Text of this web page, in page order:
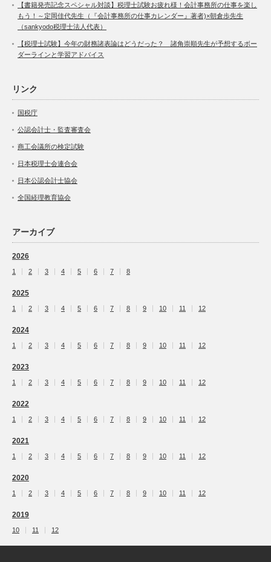
【書籍発売記念スペシャル対談】税理士試験お疲れ様！会計事務所の仕事を楽し
もう！～定岡佳代先生（『会計事務所の仕事カレンダー』著者)×朝倉歩先生
（sankyodo税理士法人代表）
【税理士試験】今年の財務諸表論はどうだった？ 諸角崇順先生が予想するボー
ダーラインと学習アドバイス
リンク
国税庁
公認会計士・監査審査会
商工会議所の検定試験
日本税理士会連合会
日本公認会計士協会
全国経理教育協会
アーカイブ
2026
1 2 3 4 5 6 7 8
2025
1 2 3 4 5 6 7 8 9 10 11 12
2024
1 2 3 4 5 6 7 8 9 10 11 12
2023
1 2 3 4 5 6 7 8 9 10 11 12
2022
1 2 3 4 5 6 7 8 9 10 11 12
2021
1 2 3 4 5 6 7 8 9 10 11 12
2020
1 2 3 4 5 6 7 8 9 10 11 12
2019
10 11 12